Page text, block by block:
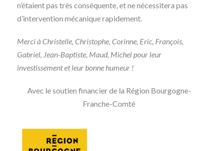
n’étaient pas très conséquente, et ne nécessitera pas
d’intervention mécanique rapidement.
Merci à Christelle, Christophe, Corinne, Eric, François,
Gabriel, Jean-Baptiste, Maud, Michel pour leur
investissement et leur bonne humeur !
Avec le soutien financier de la Région Bourgogne-
Franche-Comté